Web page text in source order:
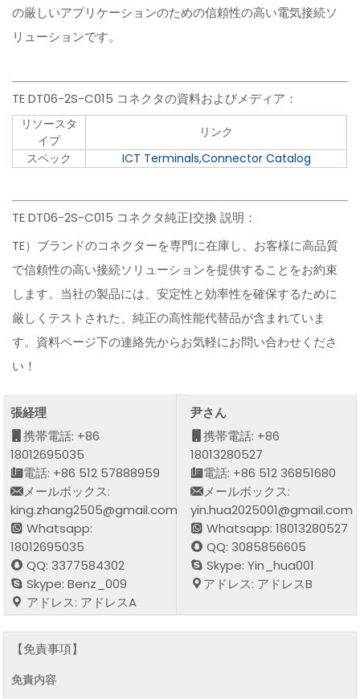
の厳しいアプリケーションのための信頼性の高い電気接続ソ
リューションです。
TE DT06-2S-C015 コネクタの資料およびメディア：
リソースタ
イプ
リンク
スペック
ICT Terminals,Connector Catalog
TE DT06-2S-C015 コネクタ純正|交換 説明：
TE）ブランドのコネクターを専門に在庫し、お客様に高品質
で信頼性の高い接続ソリューションを提供することをお約束
します。当社の製品には、安定性と効率性を確保するために
厳しくテストされた、純正の高性能代替品が含まれていま
す。資料ページ下の連絡先からお気軽にお問い合わせくださ
い！
張経理
携帯電話: +86
18012695035
電話: +86 512 57888959
メールボックス:
king.zhang2505@gmail.com
Whatsapp:
18012695035
QQ: 3377584302
Skype: Benz_009
アドレス: アドレスA
尹さん
携帯電話: +86
18013280527
電話: +86 512 36851680
メールボックス:
yin.hua2025001@gmail.com
Whatsapp: 18013280527
QQ: 3085856605
Skype: Yin_hua001
アドレス: アドレスB
【免責事項】
免責内容